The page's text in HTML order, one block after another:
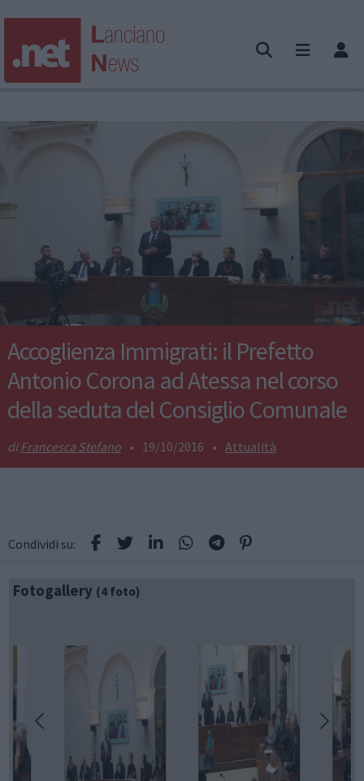
Accoglienza Immigrati: il Prefetto
Antonio Corona ad Atessa nel corso
della seduta del Consiglio Comunale
Francesca Stefano • 19/10/2016 • Attualità
Condividi su:
Fotogallery (4 foto)